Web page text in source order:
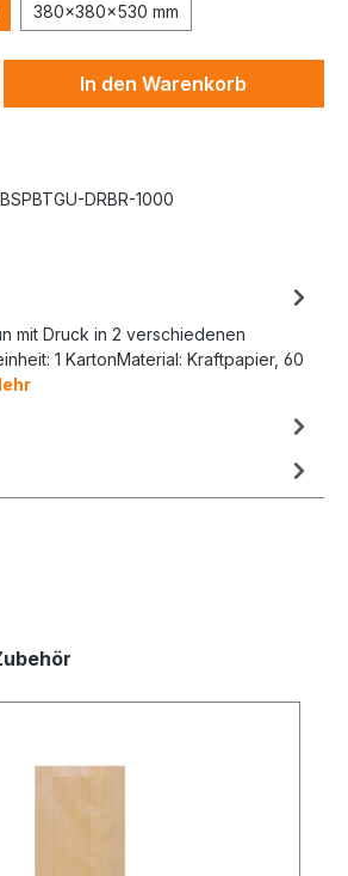
380x380x530 mm
In den Warenkorb
DRBR-1000
mit Druck in 2 verschiedenen
1 KartonMaterial: Kraftpapier, 60